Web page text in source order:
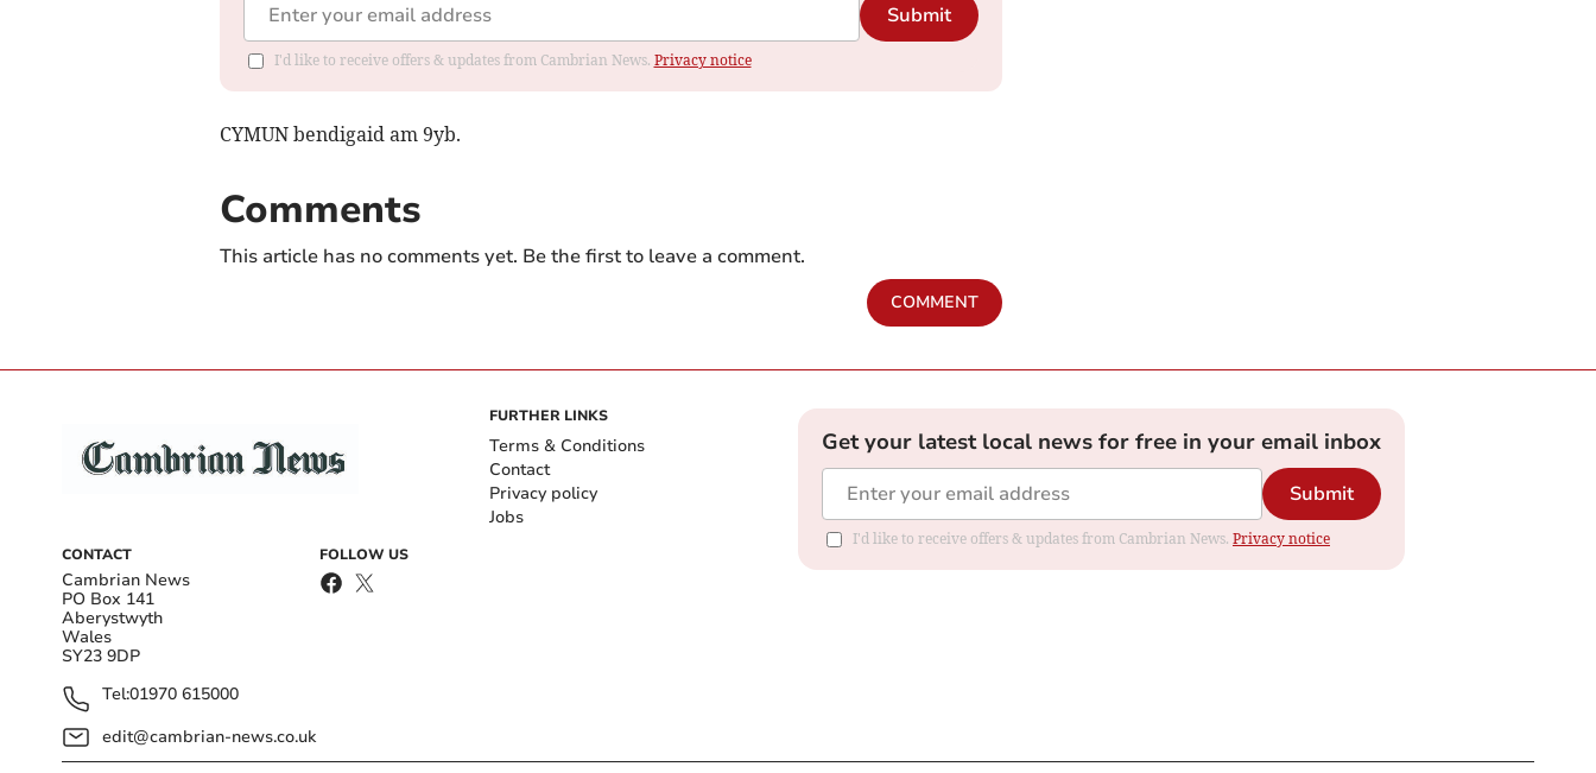
Submit
I'd like to receive offers & updates from Cambrian News. Privacy notice
CYMUN bendigaid am 9yb.
Comments
This article has no comments yet. Be the first to leave a comment.
COMMENT
CONTACT
Cambrian News
PO Box 141
Aberystwyth
Wales
SY23 9DP
Tel:01970 615000
edit@cambrian-news.co.uk
FOLLOW US
FURTHER LINKS
Terms & Conditions
Contact
Privacy policy
Jobs
Get your latest local news for free in your email inbox
Submit
I'd like to receive offers & updates from Cambrian News. Privacy notice